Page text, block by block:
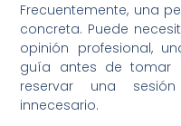
Frecuentemente, una
concreta. Puede
opinión profesional,
guía antes de tomar
reservar una
innecesario.